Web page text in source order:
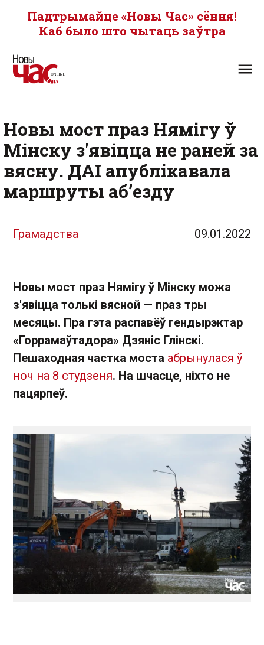
Падтрымайце «Новы Час» сёння!
Каб было што чытаць заўтра
Новы мост праз Нямігу ў
Мінску з'явіцца не раней за
вясну. ДАІ апублікавала
маршруты аб’езду
Грамадства 09.01.2022
Новы мост праз Нямігу ў Мінску можа
з'явіцца толькі вясной — праз тры
месяцы. Пра гэта распавёў гендырэктар
«Горрамаўтадора» Дзяніс Глінскі.
Пешаходная частка моста абрынулася ў
ноч на 8 студзеня. На шчасце, ніхто не
пацярпеў.